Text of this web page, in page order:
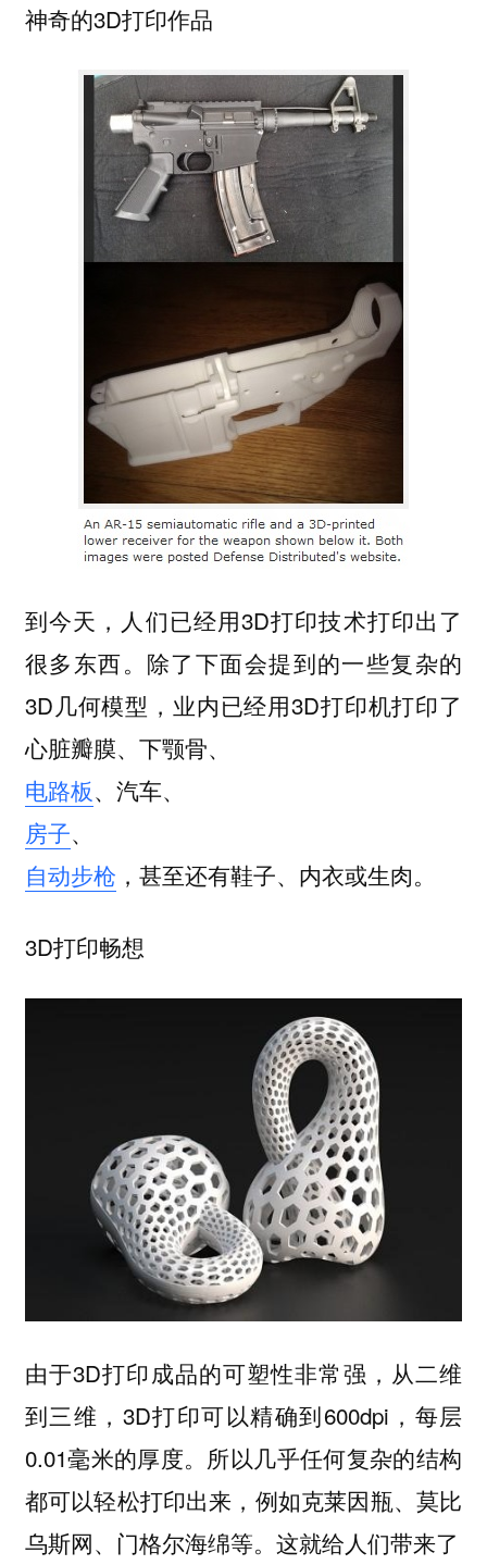
神奇的3D打印作品
到今天，人们已经用3D打印技术打印出了
很多东西。除了下面会提到的一些复杂的
3D几何模型，业内已经用3D打印机打印了
心脏瓣膜、下颚骨、
电路板、汽车、
房子、
自动步枪 ，甚至还有鞋子、内衣或生肉。
3D打印畅想
由于3D打印成品的可塑性非常强，从二维
到三维，3D打印可以精确到600dpi，每层
0.01毫米的厚度。所以几乎任何复杂的结构
都可以轻松打印出来，例如克莱因瓶、莫比
乌斯网、门格尔海绵等。这就给人们带来了